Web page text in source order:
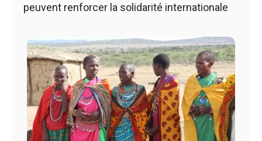
peuvent renforcer la solidarité internationale